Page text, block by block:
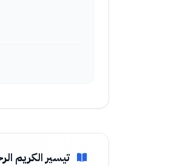
تيسير الكريم